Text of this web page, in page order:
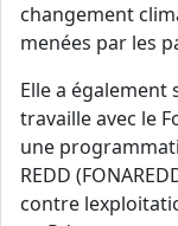
changement
menées par les
Elle a également
travaille avec le
une
REDD
contre